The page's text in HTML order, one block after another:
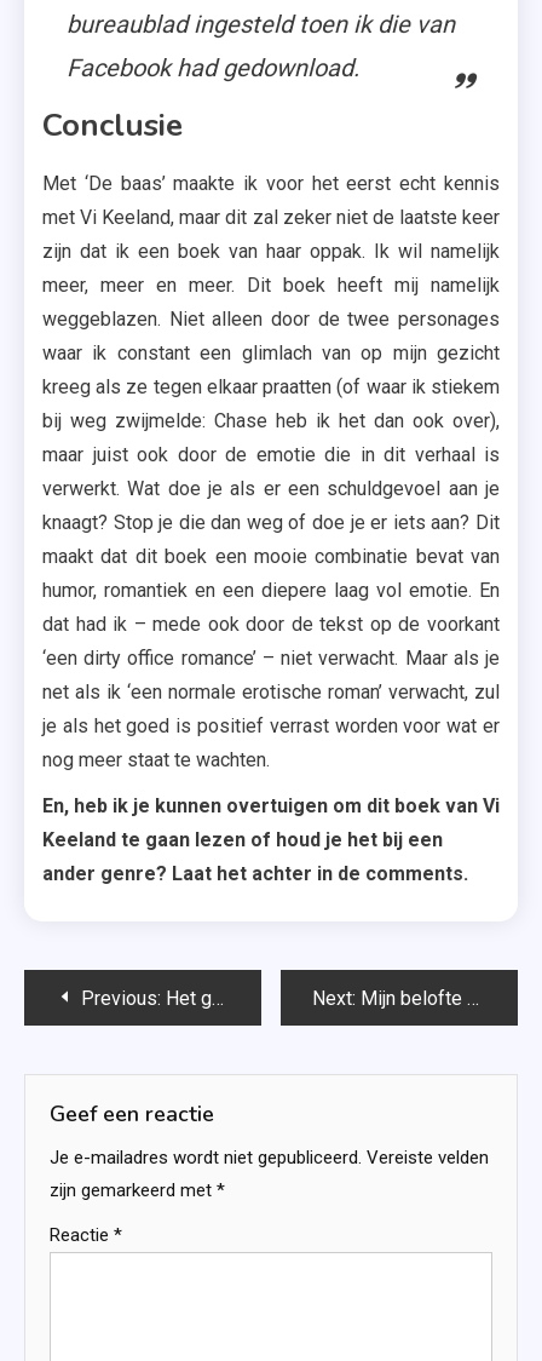
bureaublad ingesteld toen ik die van
Facebook had gedownload.
Conclusie
Met ‘De baas’ maakte ik voor het eerst echt kennis
met Vi Keeland, maar dit zal zeker niet de laatste keer
zijn dat ik een boek van haar oppak. Ik wil namelijk
meer, meer en meer. Dit boek heeft mij namelijk
weggeblazen. Niet alleen door de twee personages
waar ik constant een glimlach van op mijn gezicht
kreeg als ze tegen elkaar praatten (of waar ik stiekem
bij weg zwijmelde: Chase heb ik het dan ook over),
maar juist ook door de emotie die in dit verhaal is
verwerkt. Wat doe je als er een schuldgevoel aan je
knaagt? Stop je die dan weg of doe je er iets aan? Dit
maakt dat dit boek een mooie combinatie bevat van
humor, romantiek en een diepere laag vol emotie. En
dat had ik – mede ook door de tekst op de voorkant
‘een dirty office romance’ – niet verwacht. Maar als je
net als ik ‘een normale erotische roman’ verwacht, zul
je als het goed is positief verrast worden voor wat er
nog meer staat te wachten.
En, heb ik je kunnen overtuigen om dit boek van Vi
Keeland te gaan lezen of houd je het bij een
ander genre? Laat het achter in de comments.
Bericht
Previous: Het geschenk – Marijke Verhoeven Next: Mijn belofte aan jou – Colleen Hoover
Geef een reactie
Je e-mailadres wordt niet gepubliceerd. Vereiste velden
zijn gemarkeerd met *
Reactie *